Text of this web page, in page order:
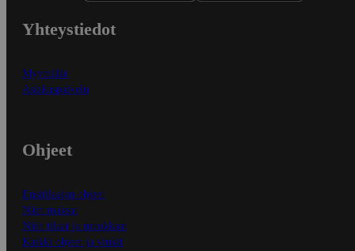
Yhteystiedot
Myymälät
Asiakaspalvelu
Ohjeet
Ensitilaajan ohjeet
Näin maksat
Näin tilaat ja muokkaat
Kaikki ohjeet ja vinkit